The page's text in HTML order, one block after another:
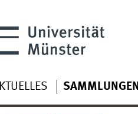
SAMMLUNGEN